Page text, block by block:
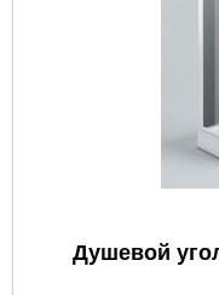
Душевой